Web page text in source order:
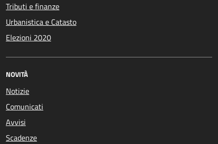
Tributi e finanze
Urbanistica e Catasto
Elezioni 2020
NOVITÀ
Notizie
Comunicati
Avvisi
Scadenze